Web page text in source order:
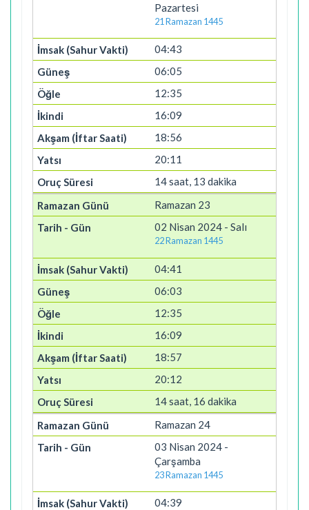
Pazartesi
21 Ramazan 1445
04:43
06:05
12:35
16:09
18:56
20:11
14 saat, 13 dakika
Ramazan 23
02 Nisan 2024 - Salı
22 Ramazan 1445
04:41
06:03
12:35
16:09
18:57
20:12
14 saat, 16 dakika
Ramazan 24
03 Nisan 2024 -
Çarşamba
23 Ramazan 1445
04:39